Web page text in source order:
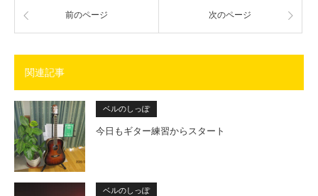
前のページ 次のページ
関連記事
ベルのしっぽ
今日もギター練習からスタート
ベルのしっぽ